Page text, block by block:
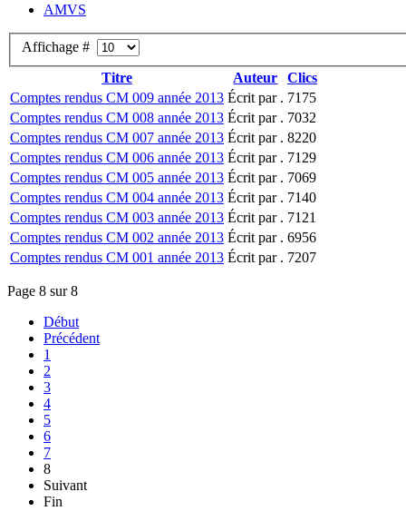
AMVS
Affichage #
Titre
Auteur
Clics
Comptes rendus CM 009 année 2013 Écrit par . 7175
Comptes rendus CM 008 année 2013 Écrit par . 7032
Comptes rendus CM 007 année 2013 Écrit par . 8220
Comptes rendus CM 006 année 2013 Écrit par . 7129
Comptes rendus CM 005 année 2013 Écrit par . 7069
Comptes rendus CM 004 année 2013 Écrit par . 7140
Comptes rendus CM 003 année 2013 Écrit par . 7121
Comptes rendus CM 002 année 2013 Écrit par . 6956
Comptes rendus CM 001 année 2013 Écrit par . 7207
Page 8 sur 8
Début
Précédent
1
2
3
4
5
6
7
8
Suivant
Fin